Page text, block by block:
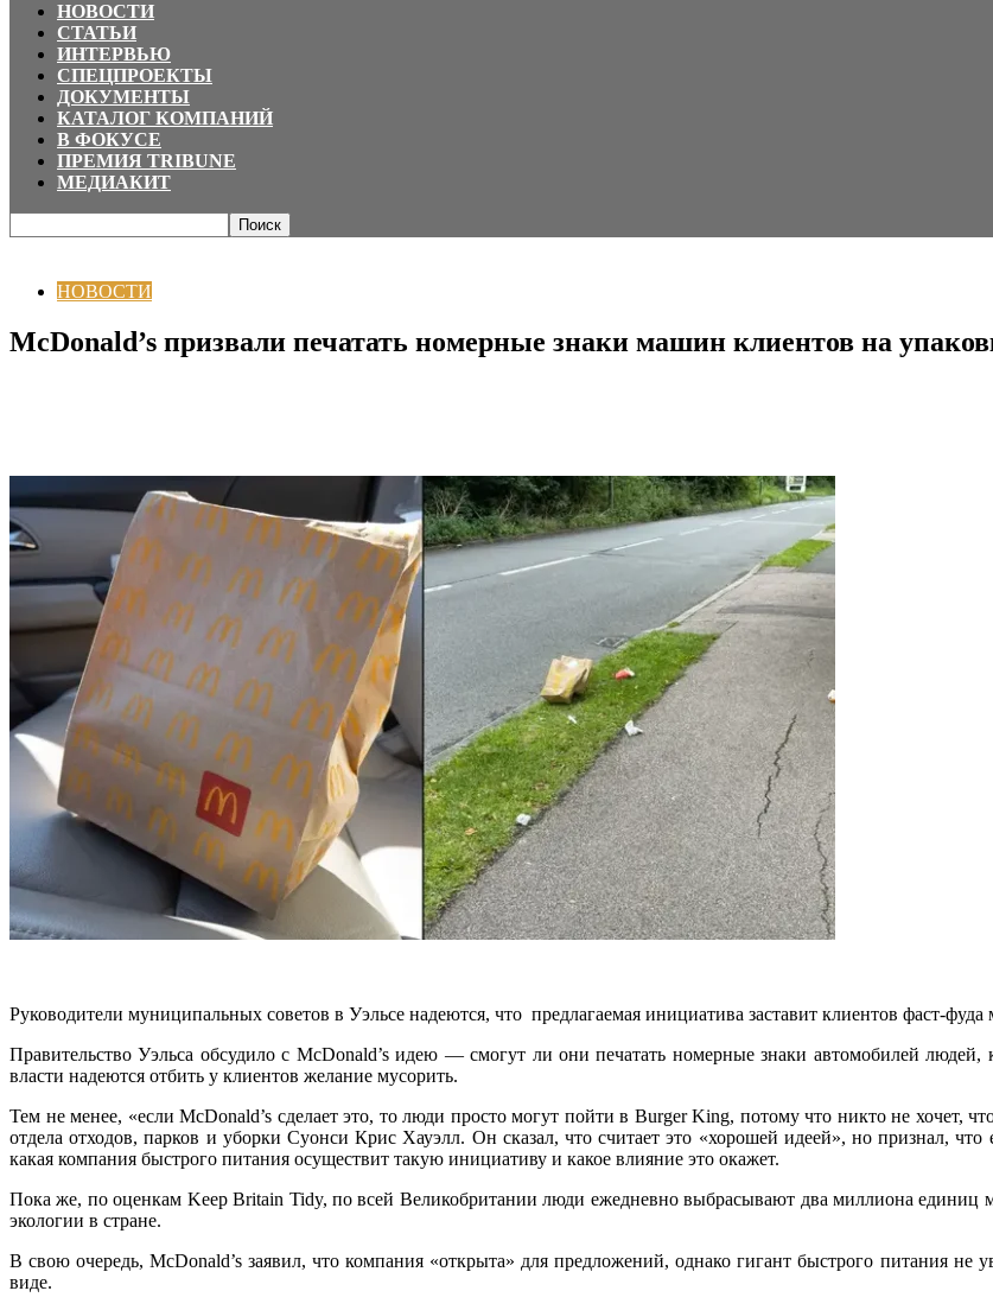
НОВОСТИ
СТАТЬИ
ИНТЕРВЬЮ
СПЕЦПРОЕКТЫ
ДОКУМЕНТЫ
КАТАЛОГ КОМПАНИЙ
В ФОКУСЕ
ПРЕМИЯ TRIBUNE
МЕДИАКИТ
НОВОСТИ
McDonald’s призвали печатать номерные знаки машин клиентов на
Руководители муниципальных советов в Уэльсе надеются, что предлагаемая инициатива заставит клиентов фаст-
Правительство Уэльса обсудило с McDonald’s идею — смогут ли они печатать номерные знаки автомобилей
власти надеются отбить у клиентов желание мусорить.
Тем не менее, «если McDonald’s сделает это, то люди просто могут пойти в Burger King, потому что никто не хочет,
отдела отходов, парков и уборки Суонси Крис Хауэлл. Он сказал, что считает это «хорошей идеей», но признал,
какая компания быстрого питания осуществит такую инициативу и какое влияние это окажет.
Пока же, по оценкам Keep Britain Tidy, по всей Великобритании люди ежедневно выбрасывают два миллиона единиц
экологии в стране.
В свою очередь, McDonald’s заявил, что компания «открыта» для предложений, однако гигант быстрого питания
виде.